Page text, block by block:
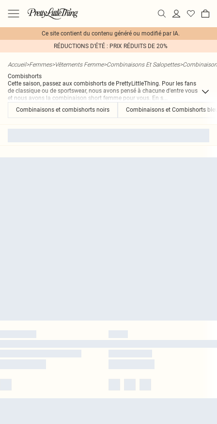
Ce site contient du contenu généré ou modifié par IA.
RÉDUCTIONS D'ÉTÉ : PRIX RÉDUITS DE 20%
Accueil>Femmes>Vêtements Femme>Combinaisons Et Salopettes>
Combishorts
Cette saison, passez aux combishorts de PrettyLittleThing. Pour les fans
de classique ou de sportswear, nous avons pensé à chacune d'entre vous
et nous avons la combinaison short femme pour vous. En s...
Combinaisons et combishorts noirs
Combinaisons et Combishorts